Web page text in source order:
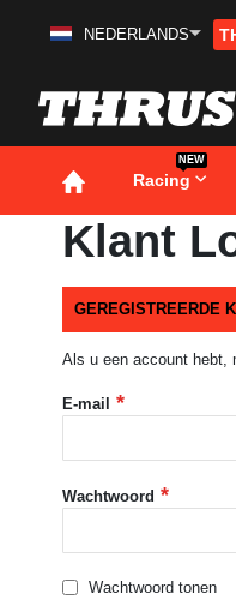
Ga
inhoud
NEDERLANDS
Racing
NEW
Klant
GEREGISTREERDE
Als u een account hebt,
E-mail
Wachtwoord
Wachtwoord tonen